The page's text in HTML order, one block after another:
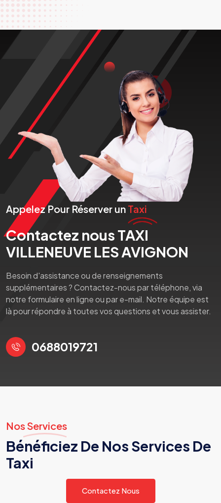
Appelez Pour Réserver un Taxi
Contactez nous TAXI
VILLENEUVE LES AVIGNON
Besoin d'assistance ou de renseignements
supplémentaires ? Contactez-nous par téléphone, via
notre formulaire en ligne ou par e-mail. Notre équipe est
là pour répondre à toutes vos questions et vous assister.
0688019721
Nos Services
Bénéficiez De Nos Services De
Taxi
Contactez Nous